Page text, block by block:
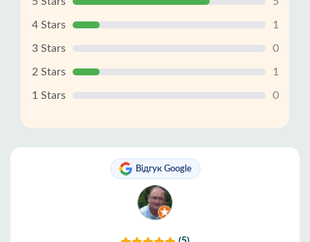
4 Stars 1
3 Stars 0
2 Stars 1
1 Stars 0
Відгук Google